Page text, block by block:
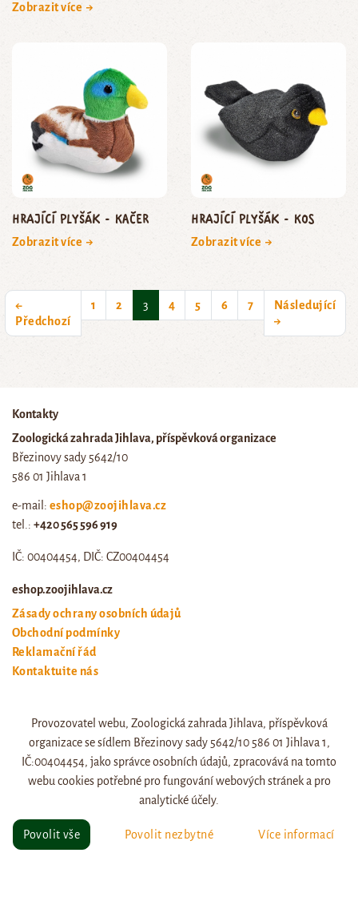
Zobrazit více →
Hrající plyšák - kačer
Zobrazit více →
Hrající plyšák - kos
Zobrazit více →
←
Předchozí
1 2 3(current)
4 5 6 7
Následující
→
Kontakty
Zoologická zahrada Jihlava, příspěvková organizace
Březinovy sady 5642/10
586 01 Jihlava 1
e-mail: eshop@zoojihlava.cz
tel.: +420 565 596 919
IČ: 00404454, DIČ: CZ00404454
eshop.zoojihlava.cz
Zásady ochrany osobních údajů
Obchodní podmínky
Reklamační řád
Kontaktujte nás
Web zoo jihlava
Otevírací doba a ceník
© eshop.zoojihlava.cz, vytvořil
Provozovatel webu, Zoologická zahrada Jihlava, příspěvková
organizace se sídlem Březinovy sady 5642/10 586 01 Jihlava 1,
IČ:00404454, jako správce osobních údajů, zpracovává na tomto
webu cookies potřebné pro fungování webových stránek a pro
analytické účely.
Povolit vše Povolit nezbytné Více informací